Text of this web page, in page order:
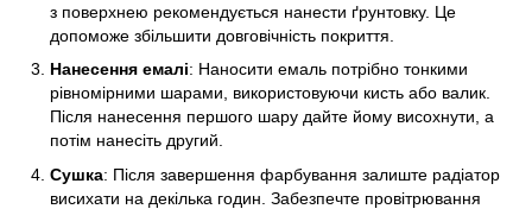
з поверхнею рекомендується нанести ґрунтовку. Це
допоможе збільшити довговічність покриття.
Нанесення емалі: Наносити емаль потрібно тонкими
рівномірними шарами, використовуючи кисть або валик.
Після нанесення першого шару дайте йому висохнути, а
потім нанесіть другий.
Сушка: Після завершення фарбування залиште радіатор
висихати на декілька годин. Забезпечте провітрювання